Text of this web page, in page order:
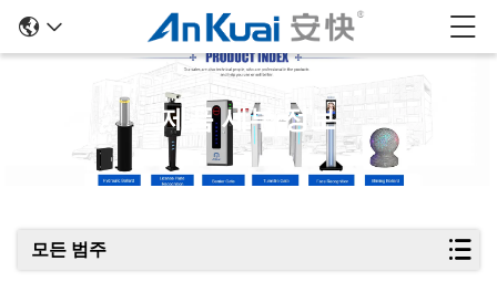
제품 세부 정보
모든 범주